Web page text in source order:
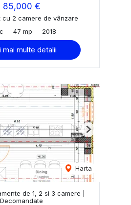
85,000 €
cu 2 camere de vânzare
47 mp 2018
mai multe detalii
Harta
Next
de 1, 2 si 3 camere |
Decomandate